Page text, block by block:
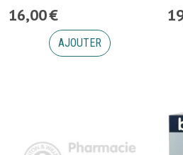
16,00€
AJOUTER